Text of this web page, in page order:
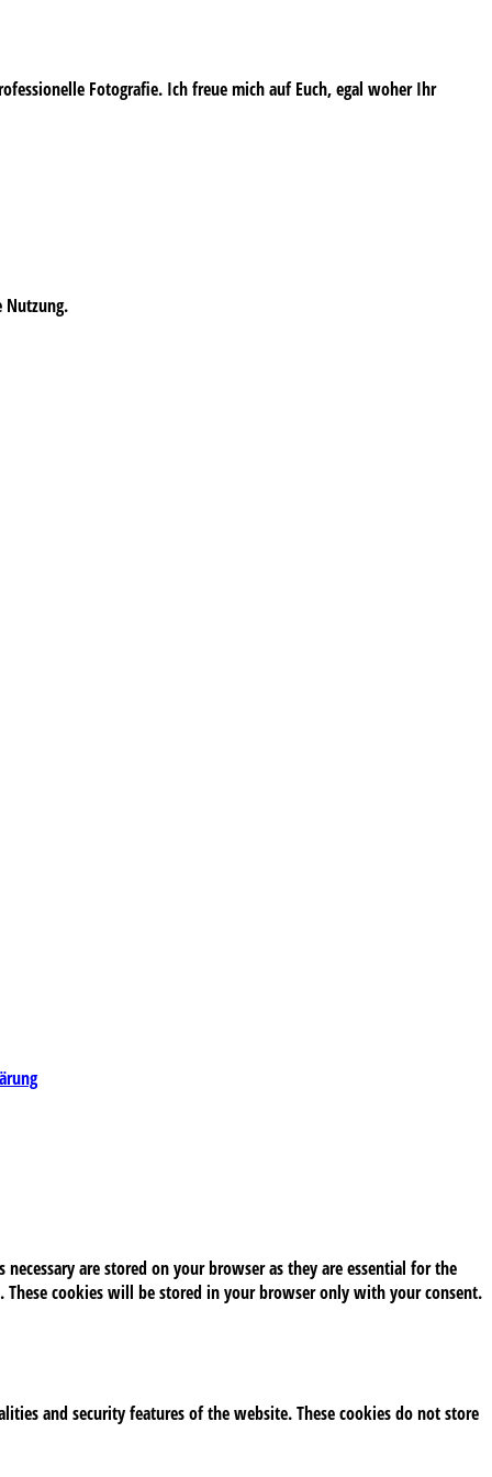
Fotografie. Ich freue mich auf Euch, egal woher Ihr
Nutzung.
are stored on your browser as they are essential for the
cookies will be stored in your browser only with your consent.
and security features of the website. These cookies do not store